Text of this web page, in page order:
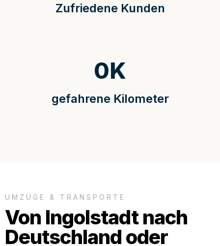
Zufriedene Kunden
gefahrene Kilometer
0K
UMZÜGE & TRANSPORTE
Von Ingolstadt nach
Deutschland oder